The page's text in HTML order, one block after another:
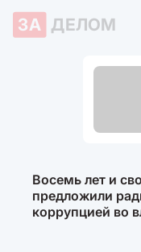
ЗА ДЕЛОМ
Восемь лет и
предложили
коррупцией во